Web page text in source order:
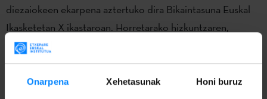
Onarpena Xehetasunak Honi buruz
diezaiokeen ekarpena aztertuko dira Bikaintasuna Euskal
Ikasketetan X ikastaroan. Horretarako hizkuntzaren,
zinemaren, literaturaren eta, oro har, kulturaren esparruan
aniztasunak duen tartea izango dute mintzagai.
Bost mintegik